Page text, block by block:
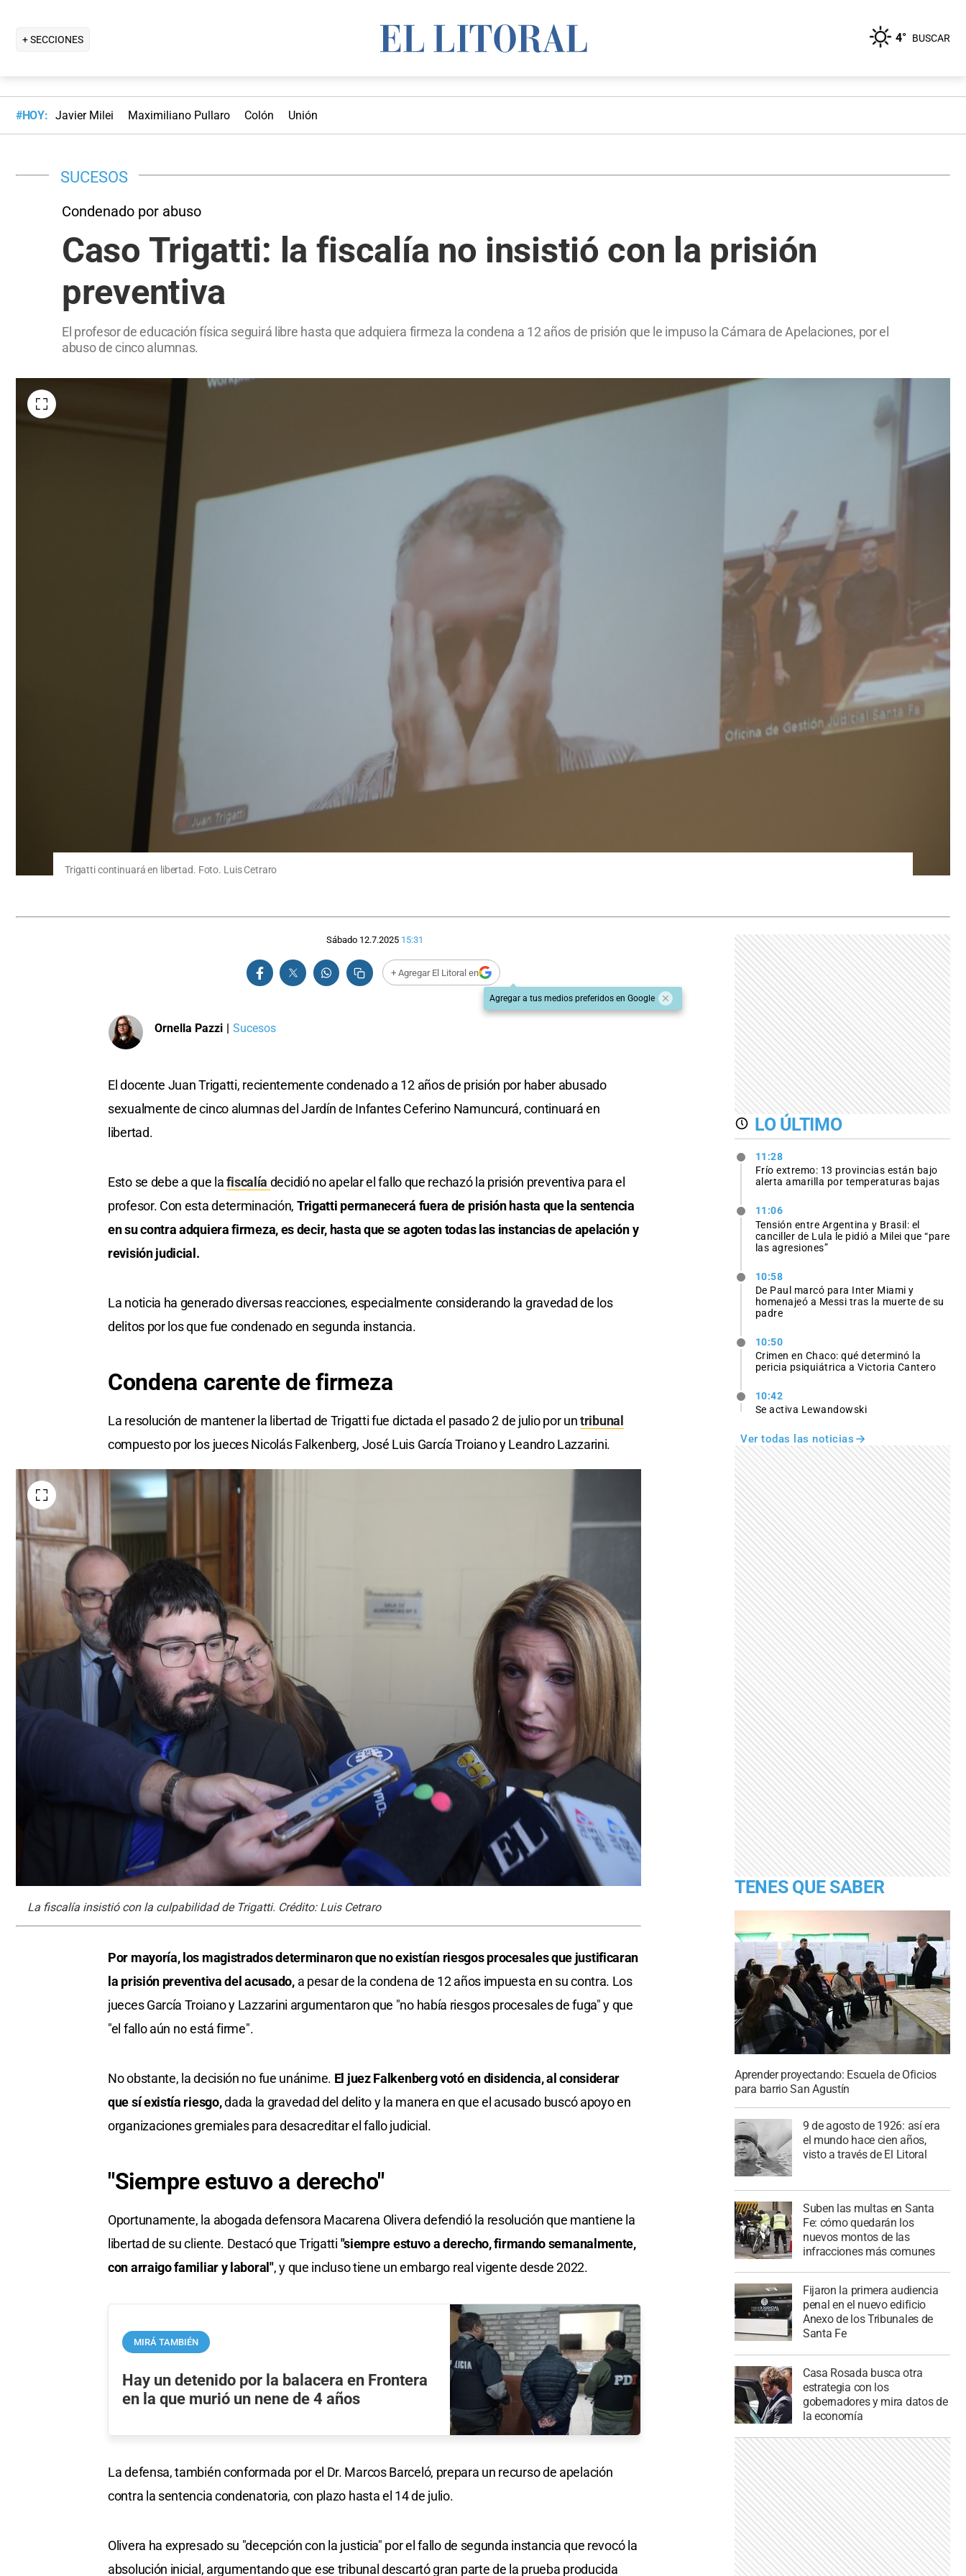
+ SECCIONES 4° BUSCAR
#HOY: Javier Milei Maximiliano Pullaro Colón Unión
SUCESOS
Condenado por abuso
Caso Trigatti: la fiscalía no insistió con la prisión
preventiva
El profesor de educación física seguirá libre hasta que adquiera firmeza la condena a 12 años de prisión que le impuso la Cámara de Apelaciones, por el
abuso de cinco alumnas.
Trigatti continuará en libertad. Foto. Luis Cetraro
Sábado 12.7.2025 15:31
+ Agregar El Litoral en
Agregar a tus medios preferidos en Google
Ornella Pazzi | Sucesos
El docente Juan Trigatti, recientemente condenado a 12 años de prisión por haber abusado
sexualmente de cinco alumnas del Jardín de Infantes Ceferino Namuncurá, continuará en
libertad.
Esto se debe a que lafiscalía decidió no apelar el fallo que rechazó la prisión preventiva para el
profesor. Con esta determinación, Trigatti permanecerá fuera de prisión hasta que la sentencia
en su contra adquiera firmeza, es decir, hasta que se agoten todas las instancias de apelación y
revisión judicial.
La noticia ha generado diversas reacciones, especialmente considerando la gravedad de los
delitos por los que fue condenado en segunda instancia.
Condena carente de firmeza
La resolución de mantener la libertad de Trigatti fue dictada el pasado 2 de julio por untribunal
compuesto por los jueces Nicolás Falkenberg, José Luis García Troiano y Leandro Lazzarini.
La fiscalía insistió con la culpabilidad de Trigatti. Crédito: Luis Cetraro
Por mayoría, los magistrados determinaron que no existían riesgos procesales que justificaran
la prisión preventiva del acusado,a pesar de la condena de 12 años impuesta en su contra. Los
jueces García Troiano y Lazzarini argumentaron que "no había riesgos procesales de fuga" y que
"el fallo aún no está firme".
No obstante, la decisión no fue unánime. El juez Falkenberg votó en disidencia, al considerar
que sí existía riesgo,dada la gravedad del delito y la manera en que el acusado buscó apoyo en
organizaciones gremiales para desacreditar el fallo judicial.
"Siempre estuvo a derecho"
Oportunamente, la abogada defensora Macarena Olivera defendió la resolución que mantiene la
libertad de su cliente. Destacó que Trigatti "siempre estuvo a derecho, firmando semanalmente,
con arraigo familiar y laboral", y que incluso tiene un embargo real vigente desde 2022.
MIRÁ TAMBIÉN
Hay un detenido por la balacera en Frontera
en la que murió un nene de 4 años
La defensa, también conformada por el Dr. Marcos Barceló, prepara un recurso de apelación
contra la sentencia condenatoria, con plazo hasta el 14 de julio.
Olivera ha expresado su "decepción con la justicia" por el fallo de segunda instancia que revocó la
absolución inicial, argumentando que ese tribunal descartó gran parte de la prueba producida
LO ÚLTIMO
11:28
Frío extremo: 13 provincias están bajo
alerta amarilla por temperaturas bajas
11:06
Tensión entre Argentina y Brasil: el
canciller de Lula le pidió a Milei que “pare
las agresiones”
10:58
De Paul marcó para Inter Miami y
homenajeó a Messi tras la muerte de su
padre
10:50
Crimen en Chaco: qué determinó la
pericia psiquiátrica a Victoria Cantero
10:42
Se activa Lewandowski
Ver todas las noticias
TENES QUE SABER
Aprender proyectando: Escuela de Oficios
para barrio San Agustín
9 de agosto de 1926: así era
el mundo hace cien años,
visto a través de El Litoral
Suben las multas en Santa
Fe: cómo quedarán los
nuevos montos de las
infracciones más comunes
Fijaron la primera audiencia
penal en el nuevo edificio
Anexo de los Tribunales de
Santa Fe
Casa Rosada busca otra
estrategia con los
gobernadores y mira datos de
la economía